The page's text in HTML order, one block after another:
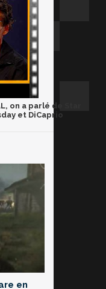
on a parlé de Star
et DiCaprio
en